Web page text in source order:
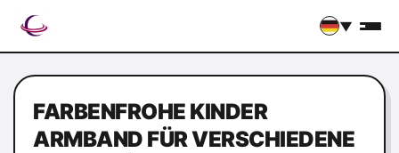
▼
FARBENFROHE KINDER
ARMBAND FÜR VERSCHIEDENE